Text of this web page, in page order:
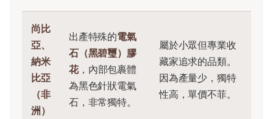
尚比
亞、
納米
比亞
（非
洲）
出產特殊的電氣
石（黑碧璽）膠
花，內部包裹體
為黑色針狀電氣
石，非常獨特。
屬於小眾但專業收
藏家追求的品類。
因為產量少，獨特
性高，單價不菲。